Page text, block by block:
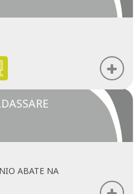
ABATE NA